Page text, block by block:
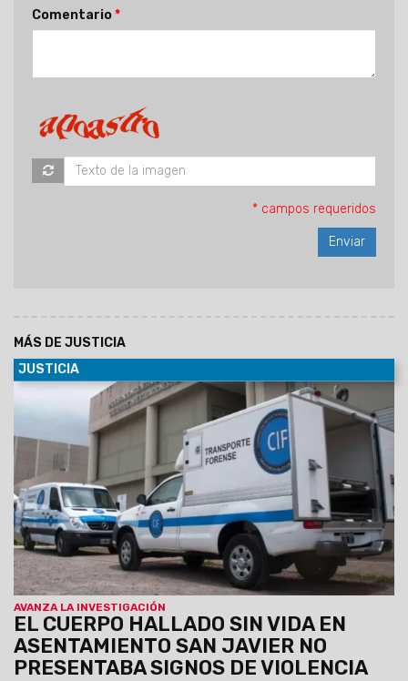
Comentario
* campos requeridos
MÁS DE JUSTICIA
JUSTICIA
AVANZA LA INVESTIGACIÓN
EL CUERPO HALLADO SIN VIDA EN
ASENTAMIENTO SAN JAVIER NO
PRESENTABA SIGNOS DE VIOLENCIA
15/11/2025 La Fiscalía investiga el hallazgo de una mujer
sin vida en el asentamiento San Javier. La autopsia
determinó la causa de su muerte.